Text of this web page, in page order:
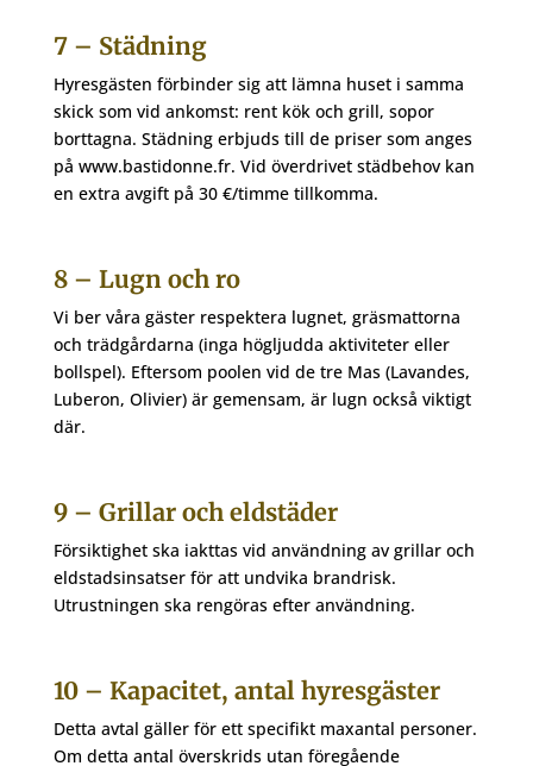
7 – Städning
Hyresgästen förbinder sig att lämna huset i samma
skick som vid ankomst: rent kök och grill, sopor
borttagna. Städning erbjuds till de priser som anges
på www.bastidonne.fr. Vid överdrivet städbehov kan
en extra avgift på 30 €/timme tillkomma.
8 – Lugn och ro
Vi ber våra gäster respektera lugnet, gräsmattorna
och trädgårdarna (inga högljudda aktiviteter eller
bollspel). Eftersom poolen vid de tre Mas (Lavandes,
Luberon, Olivier) är gemensam, är lugn också viktigt
där.
9 – Grillar och eldstäder
Försiktighet ska iakttas vid användning av grillar och
eldstadsinsatser för att undvika brandrisk.
Utrustningen ska rengöras efter användning.
10 – Kapacitet, antal hyresgäster
Detta avtal gäller för ett specifikt maxantal personer.
Om detta antal överskrids utan föregående